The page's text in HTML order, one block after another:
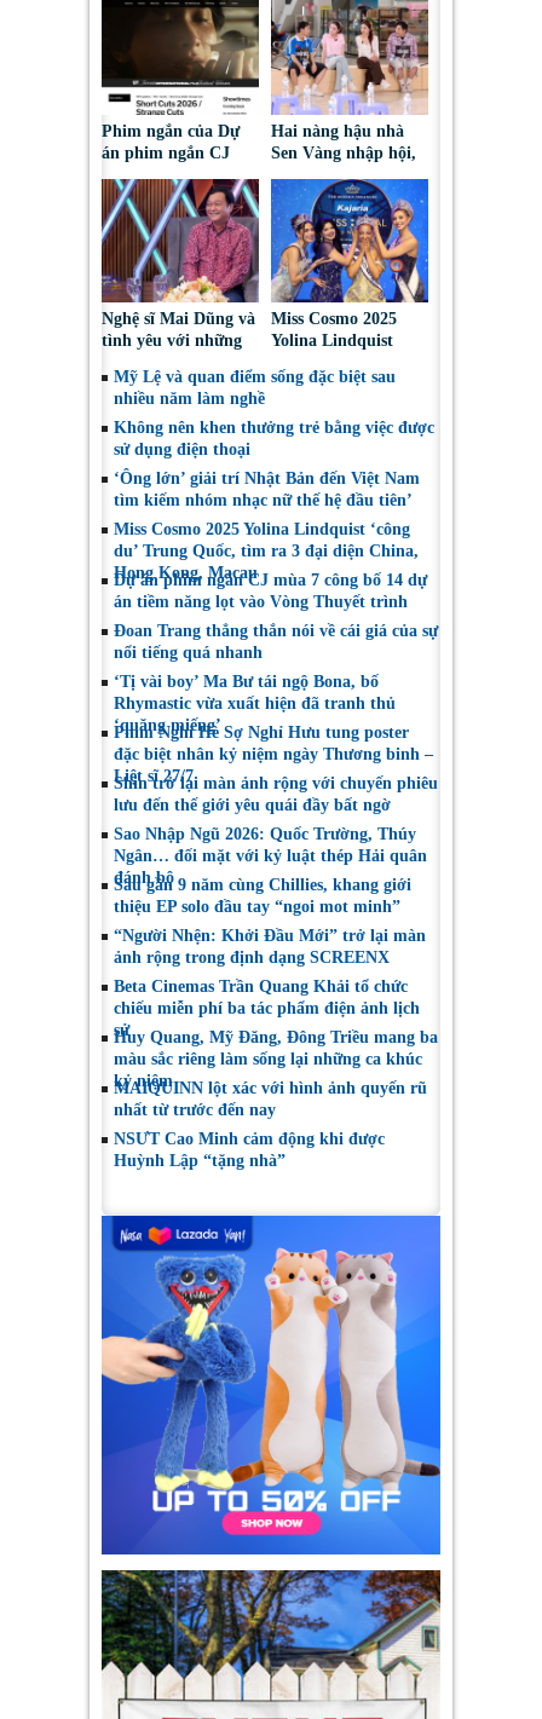
Phim ngắn của Dự
án phim ngắn CJ
tại LHP quốc tế
Toronto 2026
Hai nàng hậu nhà
Sen Vàng nhập hội,
chinh phục khán giả
Nghệ sĩ Mai Dũng và
tình yêu với những
Miss Cosmo 2025
Yolina Lindquist
đại diện mới tranh
Mỹ Lệ và quan điểm sống đặc biệt sau
nhiều năm làm nghề
Không nên khen thưởng trẻ bằng việc được
sử dụng điện thoại
‘Ông lớn’ giải trí Nhật Bản đến Việt Nam
tìm kiếm nhóm nhạc nữ thế hệ đầu tiên’
Miss Cosmo 2025 Yolina Lindquist ‘công
du’ Trung Quốc, tìm ra 3 đại diện China,
Hong Kong, Macau
Dự án phim ngắn CJ mùa 7 công bố 14 dự
án tiềm năng lọt vào Vòng Thuyết trình
Đoan Trang thẳng thắn nói về cái giá của sự
nổi tiếng quá nhanh
‘Tị vài boy’ Ma Bư tái ngộ Bona, bố
Rhymastic vừa xuất hiện đã tranh thủ
‘quăng miếng’
Phim Nghỉ Hè Sợ Nghỉ Hưu tung poster
đặc biệt nhân kỷ niệm ngày Thương binh –
Liệt sĩ 27/7
Shin trở lại màn ảnh rộng với chuyến phiêu
lưu đến thế giới yêu quái đầy bất ngờ
Sao Nhập Ngũ 2026: Quốc Trường, Thúy
Ngân… đối mặt với kỷ luật thép Hải quân
đánh bộ
Sau gần 9 năm cùng Chillies, khang giới
thiệu EP solo đầu tay “ngoi mot minh”
“Người Nhện: Khởi Đầu Mới” trở lại màn
ảnh rộng trong định dạng SCREENX
Beta Cinemas Trần Quang Khải tổ chức
chiếu miễn phí ba tác phẩm điện ảnh lịch
sử
Huy Quang, Mỹ Đăng, Đông Triều mang ba
màu sắc riêng làm sống lại những ca khúc
kỷ niệm
MAIQUINN lột xác với hình ảnh quyến rũ
nhất từ trước đến nay
NSƯT Cao Minh cảm động khi được
Huỳnh Lập “tặng nhà”